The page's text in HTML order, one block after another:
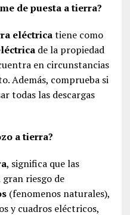
de puesta a tierra?
eléctricatiene como
de la propiedad
en circunstancias
Además, comprueba si
todas las descargas
a tierra?
, significa que las
riesgo de
(fenomenos naturales),
y cuadros eléctricos,